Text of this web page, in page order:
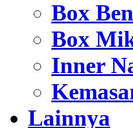
Box
Box
Inner
Lainnya